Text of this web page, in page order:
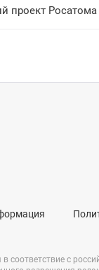
проект
с